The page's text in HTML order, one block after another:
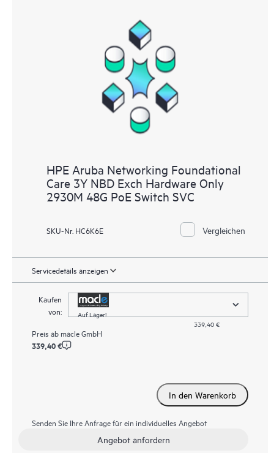
HPE Aruba Networking Foundational
Care 3Y NBD Exch Hardware Only
2930M 48G PoE Switch SVC
SKU-Nr. HC6K6E Vergleichen
Servicedetails anzeigen
Kaufen
von:
Auf Lager!
339,40 €
Preis ab macle GmbH
339,40 €
In den Warenkorb
Senden Sie Ihre Anfrage für ein individuelles Angebot
Angebot anfordern